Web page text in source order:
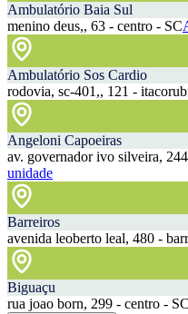
Ambulatório Baia Sul
menino deus,, 63 - centro - SC
Ambulatório Sos Cardio
rodovia, sc-401,, 121 -
Angeloni Capoeiras
av. governador ivo silveira,
unidade
Barreiros
avenida leoberto leal, 480 -
Biguaçu
rua joao born, 299 - centro - SC